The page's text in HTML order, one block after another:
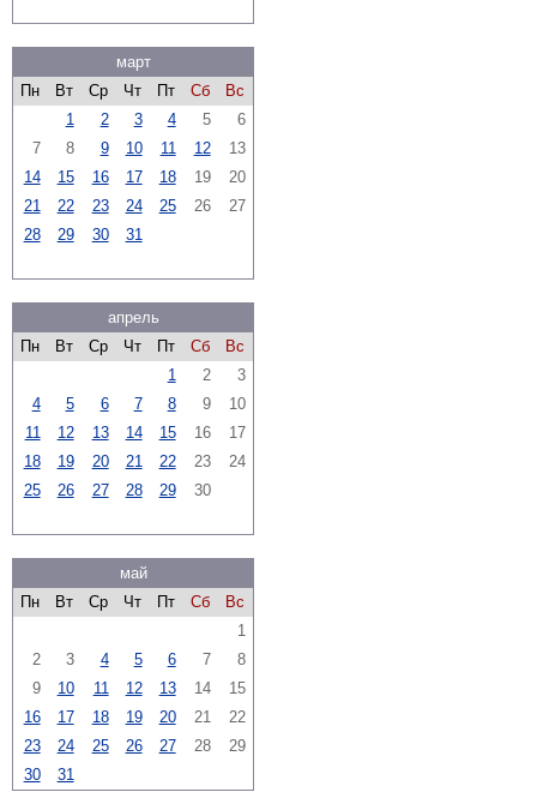
март
Пн
Вт Ср Чт Пт Сб
Вс
1
2 3 4 5
6
7
8 9 10 11 12
13
14
15 16 17 18 19
20
21
22 23 24 25 26
27
28
29 30 31
апрель
Пн
Вт Ср Чт Пт Сб
Вс
1
2
3
4
5 6 7 8 9
10
11
12 13 14 15 16
17
18
19 20 21 22 23
24
25
26 27 28 29 30
май
Пн
Вт Ср Чт Пт Сб
Вс
1
2
3 4 5 6 7
8
9
10 11 12 13 14
15
16
17 18 19 20 21
22
23
24 25 26 27 28
29
30
31